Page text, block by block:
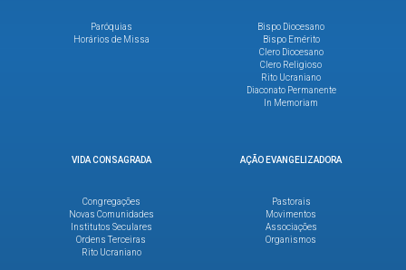
Paróquias
Horários de Missa
Bispo Diocesano
Bispo Emérito
Clero Diocesano
Clero Religioso
Rito Ucraniano
Diaconato Permanente
In Memoriam
VIDA CONSAGRADA
Congregações
Novas Comunidades
Institutos Seculares
Ordens Terceiras
Rito Ucraniano
AÇÃO EVANGELIZADORA
Pastorais
Movimentos
Associações
Organismos